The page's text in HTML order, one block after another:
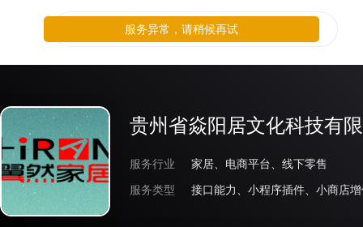
贵州省焱阳居文化科技有
服务行业
家居、电商平台、线下零售
服务类型
接口能力、小程序插件、小商店
服务异常，请稍候再试